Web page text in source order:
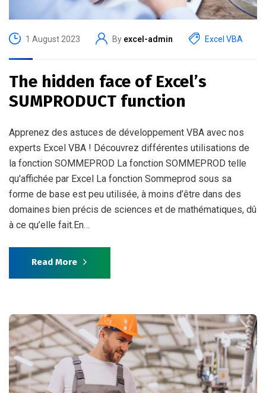
1 August 2023 By excel-admin Excel VBA
The hidden face of Excel’s
SUMPRODUCT function
Apprenez des astuces de développement VBA avec nos
experts Excel VBA ! Découvrez différentes utilisations de
la fonction SOMMEPROD La fonction SOMMEPROD telle
qu'affichée par Excel La fonction Sommeprod sous sa
forme de base est peu utilisée, à moins d’être dans des
domaines bien précis de sciences et de mathématiques, dû
à ce qu’elle fait.En…
Read More